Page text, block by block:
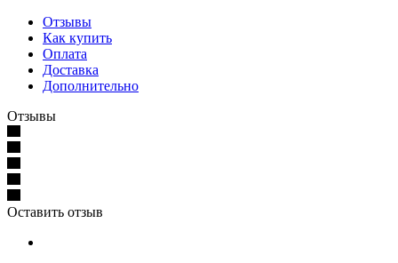
Отзывы
Как купить
Оплата
Доставка
Дополнительно
Отзывы
Оставить отзыв